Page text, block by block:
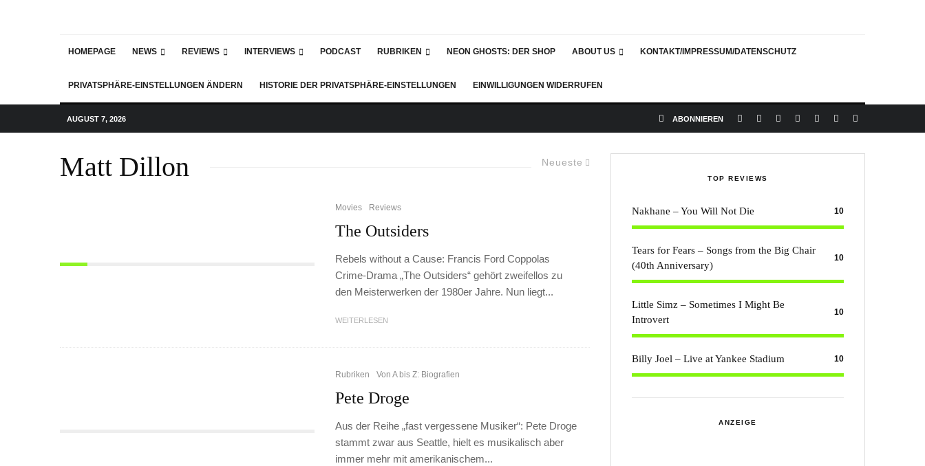
HOMEPAGE NEWS REVIEWS INTERVIEWS PODCAST RUBRIKEN NEON GHOSTS: DER SHOP ABOUT US KONTAKT/IMPRESSUM/DATENSCHUTZ
PRIVATSPHÄRE-EINSTELLUNGEN ÄNDERN HISTORIE DER PRIVATSPHÄRE-EINSTELLUNGEN EINWILLIGUNGEN WIDERRUFEN
AUGUST 7, 2026 ABONNIEREN
Neueste
Matt Dillon
Movies Reviews
The Outsiders
Rebels without a Cause: Francis Ford Coppolas
Crime-Drama „The Outsiders“ gehört zweifellos zu
den Meisterwerken der 1980er Jahre. Nun liegt...
WEITERLESEN
Rubriken Von A bis Z: Biografien
Pete Droge
Aus der Reihe „fast vergessene Musiker“: Pete Droge
stammt zwar aus Seattle, hielt es musikalisch aber
immer mehr mit amerikanischem...
TOP REVIEWS
Nakhane – You Will Not Die 10
Tears for Fears – Songs from the Big Chair
(40th Anniversary)
10
Little Simz – Sometimes I Might Be
Introvert
10
Billy Joel – Live at Yankee Stadium 10
ANZEIGE